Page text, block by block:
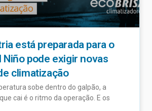
está preparada para o
Niño pode exigir novas
climatização
sobe dentro do galpão, a
cai é o ritmo da operação. E os